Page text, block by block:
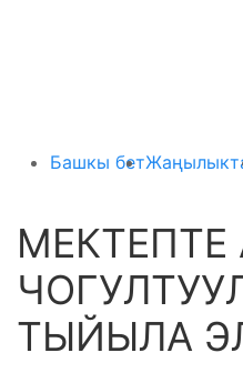
Башкы бет
МЕКТЕПТЕ
ТЫЙЫЛА